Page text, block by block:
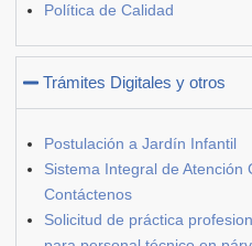
Política de Calidad
Trámites Digitales y otros
Postulación a Jardín Infantil
Sistema Integral de Atención
Contáctenos
Solicitud de práctica